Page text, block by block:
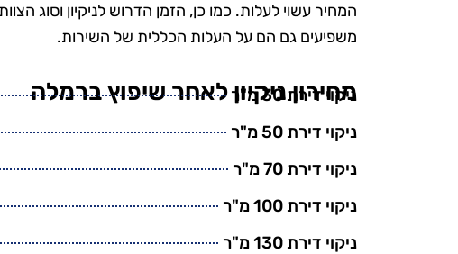
המחיר עשוי לעלות. כמו כן, הזמן הדרוש לניקיון וסוג
משפיעים גם הם על העלות הכללית של השירות.
מחירון ניקיון לאחר שיפוץ ברמלה
ניקוי דירת 30 מ"ר
ניקוי דירת 50 מ"ר
ניקוי דירת 70 מ"ר
ניקוי דירת 100 מ"ר
ניקוי דירת 130 מ"ר
"אני כל כך שמחה
ומטופח. הם דאגו
הפרטים הקטנים,